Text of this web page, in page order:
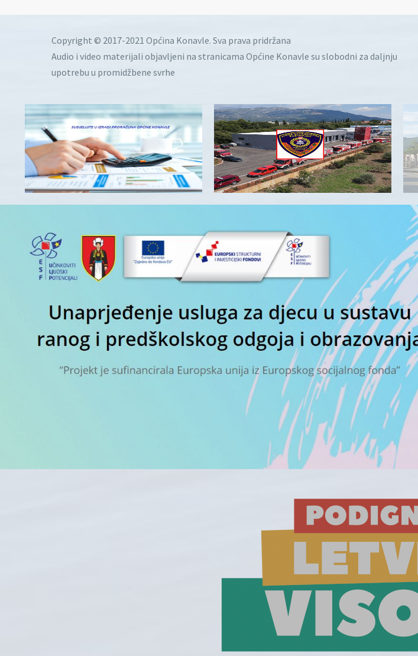
Copyright © 2017-2021 Općina Konavle. Sva prava pridržana
Audio i video materijali objavljeni na stranicama Općine Konavle su slobodni za daljnju
upotrebu u promidžbene svrhe